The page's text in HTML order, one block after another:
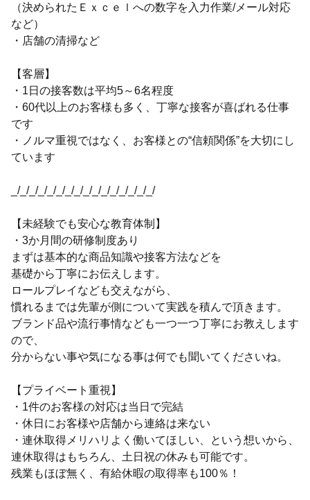
（決められたＥｘｃｅｌへの数字を入力作業/メール対応
など）
・店舗の清掃など
【客層】
・1日の接客数は平均5～6名程度
・60代以上のお客様も多く、丁寧な接客が喜ばれる仕事
です
・ノルマ重視ではなく、お客様との“信頼関係”を大切にし
ています
_/_/_/_/_/_/_/_/_/_/_/_/_/_/_/_/
【未経験でも安心な教育体制】
・3か月間の研修制度あり
まずは基本的な商品知識や接客方法などを
基礎から丁寧にお伝えします。
ロールプレイなども交えながら、
慣れるまでは先輩が側について実践を積んで頂きます。
ブランド品や流行事情なども一つ一つ丁寧にお教えします
ので、
分からない事や気になる事は何でも聞いてくださいね。
【プライベート重視】
・1件のお客様の対応は当日で完結
・休日にお客様や店舗から連絡は来ない
・連休取得メリハリよく働いてほしい、という想いから、
連休取得はもちろん、土日祝の休みも可能です。
残業もほぼ無く、有給休暇の取得率も100％！